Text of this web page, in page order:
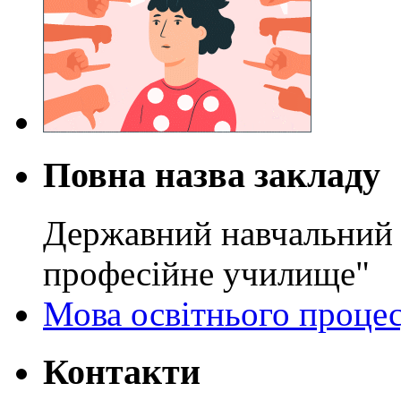
Повна назва закладу
Державний навчальний
професійне училище"
Мова освітнього
Контакти